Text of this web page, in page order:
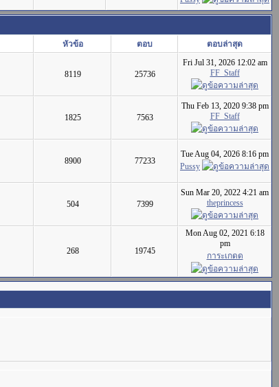
หัวข้อ ตอบ
ตอบล่าสุด
8119 25736
Fri Jul 31, 2026 12:02 am
FF_Staff
1825 7563
Thu Feb 13, 2020 9:38 pm
FF_Staff
8900 77233
Tue Aug 04, 2026 8:16 pm
Pussy
504 7399
Sun Mar 20, 2022 4:21 am
theprincess
268 19745
Mon Aug 02, 2021 6:18
pm
การะเกดด